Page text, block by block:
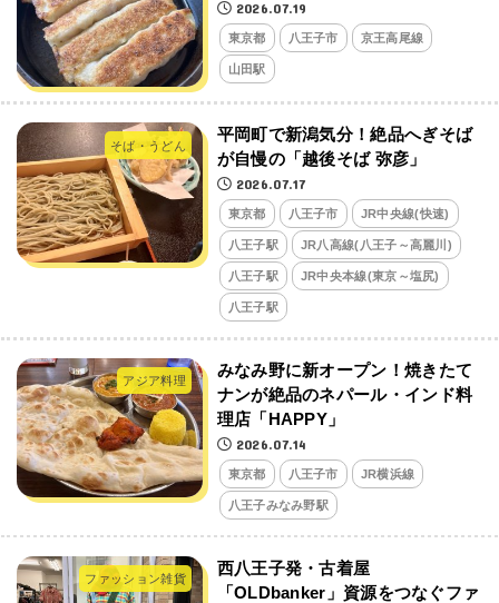
2026.07.19
東京都 八王子市 京王高尾線
山田駅
そば・うどん
平岡町で新潟気分！絶品へぎそば
が自慢の「越後そば 弥彦」
2026.07.17
東京都 八王子市 JR中央線(快速)
八王子駅 JR八高線(八王子～高麗川)
八王子駅 JR中央本線(東京～塩尻)
八王子駅
アジア料理
みなみ野に新オープン！焼きたて
ナンが絶品のネパール・インド料
理店「HAPPY」
2026.07.14
東京都 八王子市 JR横浜線
八王子みなみ野駅
ファッション雑貨
西八王子発・古着屋
「OLDbanker」資源をつなぐファ